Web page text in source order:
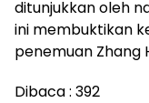
ditunjukkan oleh
ini membuktikan
penemuan Zhang
Dibaca : 392